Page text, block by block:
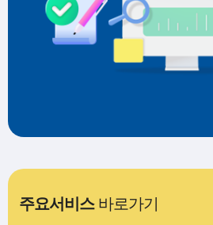
주요서비스바로가기